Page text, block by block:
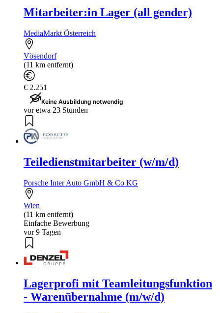
Mitarbeiter:in Lager (all gender)
MediaMarkt Österreich
Vösendorf
(11 km entfernt)
€ 2.251
Keine Ausbildung notwendig
vor etwa 23 Stunden
Teiledienstmitarbeiter (w/m/d)
Porsche Inter Auto GmbH & Co KG
Wien
(11 km entfernt)
Einfache Bewerbung
vor 9 Tagen
Lagerprofi mit Teamleitungsfunktion
- Warenübernahme (m/w/d)